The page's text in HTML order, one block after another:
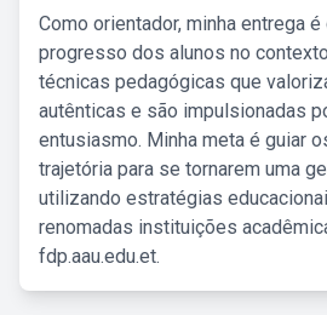
Como orientador, minha entrega
progresso dos alunos no
técnicas pedagógicas que
autênticas e são impulsionadas
entusiasmo. Minha meta é guiar
trajetória para se tornarem uma
utilizando estratégias
renomadas instituições
fdp.aau.edu.et.